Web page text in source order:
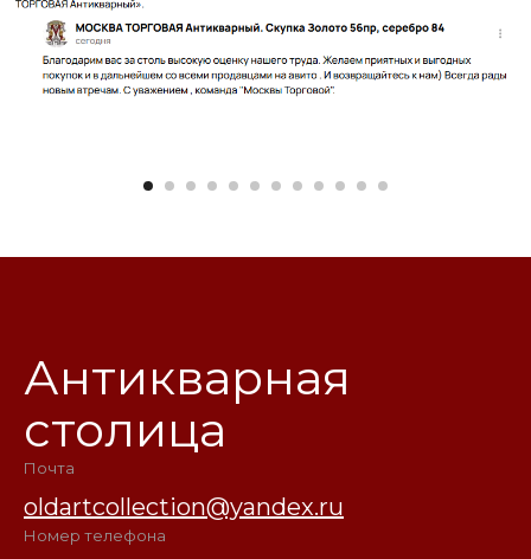
Антикварная
столица
Почта
oldartcollection@yandex.ru
Номер телефона